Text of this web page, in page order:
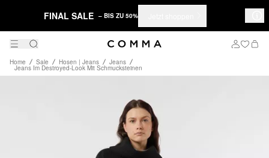
FINAL SALE – BIS ZU 50%
Home Sale Hosen | Jeans Jeans
Jeans Im Destroyed-Look Mit Schmucksteinen